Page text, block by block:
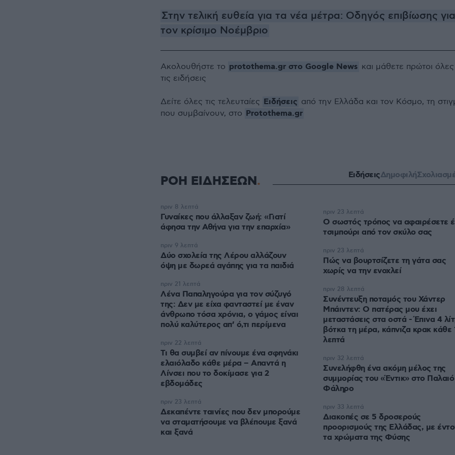
Στην τελική ευθεία για τα νέα μέτρα: Οδηγός επιβίωσης για
τον κρίσιμο Νοέμβριο
Ακολουθήστε το protothema.gr στο Google News και μάθετε πρώτοι όλες
τις ειδήσεις
Δείτε όλες τις τελευταίες Ειδήσεις από την Ελλάδα και τον Κόσμο, τη
που συμβαίνουν, στο Protothema.gr
ΡΟΗ ΕΙΔΗΣΕΩΝ ΕιδήσειςΔημοφιλή
Γυναίκες που άλλαξαν ζωή: «Γιατί
άφησα την Αθήνα για την επαρχία»
πριν 8 λεπτά
Δύο σχολεία της Λέρου αλλάζουν
όψη με δωρεά αγάπης για τα παιδιά
πριν 9 λεπτά
Λένα Παπαληγούρα για τον σύζυγό
της: Δεν με είχα φανταστεί με έναν
άνθρωπο τόσα χρόνια, ο γάμος είναι
πολύ καλύτερος απ’ ό,τι περίμενα
πριν 21 λεπτά
Τι θα συμβεί αν πίνουμε ένα σφηνάκι
ελαιόλαδο κάθε μέρα – Απαντά η
Λίνσει που το δοκίμασε για 2
εβδομάδες
πριν 22 λεπτά
Δεκαπέντε ταινίες που δεν μπορούμε
να σταματήσουμε να βλέπουμε ξανά
και ξανά
πριν 23 λεπτά
Ο σωστός τρόπος να αφαιρέσετε
τσιμπούρι από τον σκύλο σας
πριν 23 λεπτά
Πώς να βουρτσίζετε τη γάτα σας
χωρίς να την ενοχλεί
πριν 23 λεπτά
Συνέντευξη ποταμός του Χάντερ
Μπάιντεν: Ο πατέρας μου έχει
μεταστάσεις στα οστά - Έπινα 4
βότκα τη μέρα, κάπνιζα κρακ κάθε
λεπτά
πριν 28 λεπτά
Συνελήφθη ένα ακόμη μέλος της
συμμορίας του «Έντικ» στο Παλαιό
Φάληρο
πριν 32 λεπτά
Διακοπές σε 5 δροσερούς
προορισμούς της Ελλάδας, με
τα χρώματα της Φύσης
πριν 33 λεπτά